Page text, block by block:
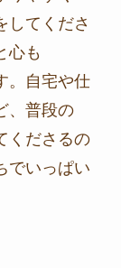
てくださ
心も
。自宅や仕
、普段の
くださるの
でいっぱい